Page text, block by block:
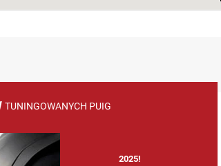
TUNINGOWANYCH PUIG
2025!